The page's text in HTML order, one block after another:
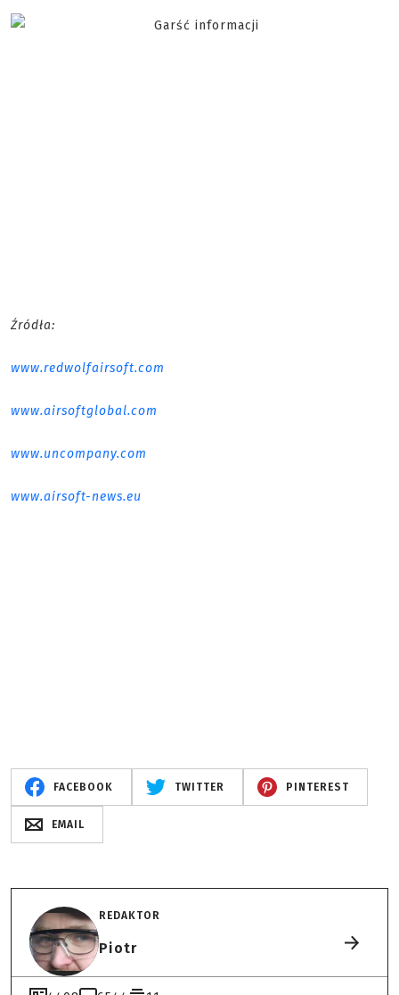
Źródła:
www.redwolfairsoft.com
www.airsoftglobal.com
www.uncompany.com
www.airsoft-news.eu
FACEBOOK TWITTER PINTEREST
EMAIL
REDAKTOR
Piotr